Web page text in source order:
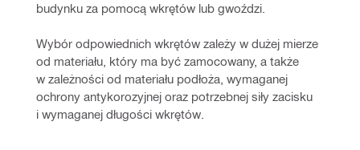
budynku za pomocą wkrętów lub gwoździ.
Wybór odpowiednich wkrętów zależy w dużej mierze
od materiału, który ma być zamocowany, a także
w zależności od materiału podłoża, wymaganej
ochrony antykorozyjnej oraz potrzebnej siły zacisku
i wymaganej długości wkrętów.